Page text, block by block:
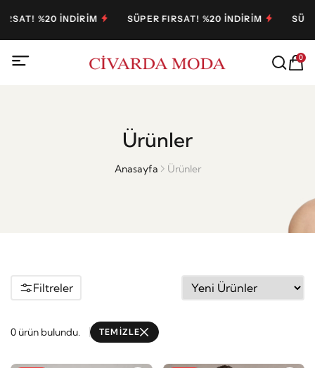
%20 İNDİRİM SÜPER FIRSAT! %20 İNDİRİM SÜPER
0
Ürünler
Anasayfa Ürünler
Filtreler
0 ürün bulundu. TEMİZLE